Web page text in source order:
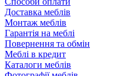
Доставка меблів
Монтаж меблів
Гарантія на меблі
Повернення та обмін
Меблі в кредит
Каталоги меблів